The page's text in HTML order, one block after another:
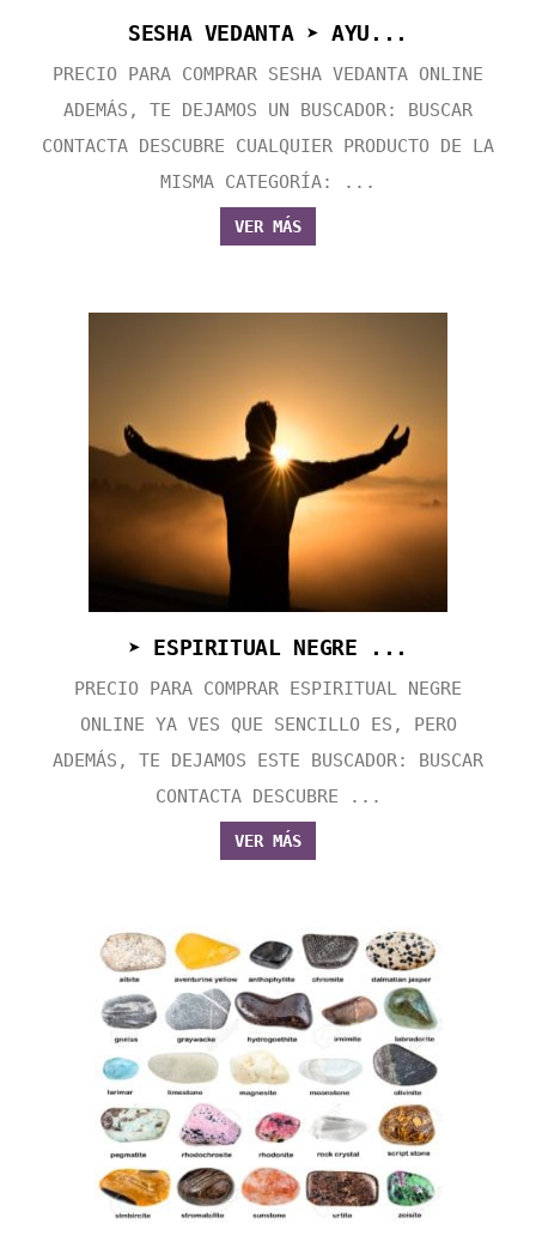
SESHA VEDANTA ➤ AYU...
PRECIO PARA COMPRAR SESHA VEDANTA ONLINE
ADEMÁS, TE DEJAMOS UN BUSCADOR: BUSCAR
CONTACTA DESCUBRE CUALQUIER PRODUCTO DE LA
MISMA CATEGORÍA: ...
VER MÁS
➤ ESPIRITUAL NEGRE ...
PRECIO PARA COMPRAR ESPIRITUAL NEGRE
ONLINE YA VES QUE SENCILLO ES, PERO
ADEMÁS, TE DEJAMOS ESTE BUSCADOR: BUSCAR
CONTACTA DESCUBRE ...
VER MÁS